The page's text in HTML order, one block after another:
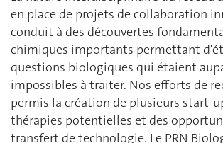
en place de projets de collaboration
conduit à des découvertes
chimiques importants permettant
questions biologiques qui étaient
impossibles à traiter. Nos efforts de
permis la création de plusieurs start-
thérapies potentielles et des
transfert de technologie. Le PRN